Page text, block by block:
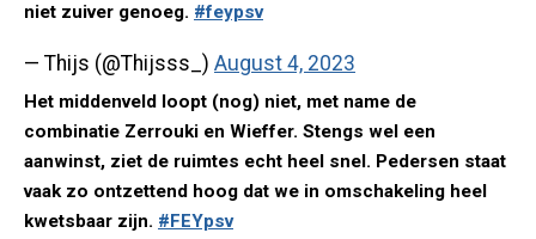
niet zuiver genoeg. #feypsv
— Thijs (@Thijsss_) August 4, 2023
Het middenveld loopt (nog) niet, met name de
combinatie Zerrouki en Wieffer. Stengs wel een
aanwinst, ziet de ruimtes echt heel snel. Pedersen staat
vaak zo ontzettend hoog dat we in omschakeling heel
kwetsbaar zijn. #FEYpsv